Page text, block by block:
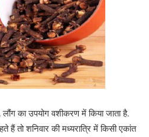
का उपयोग वशीकरण में किया जाता है.
हैं तो शनिवार की मध्यरात्रि में किसी एकांत